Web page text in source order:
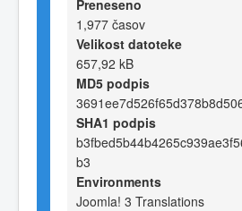
Preneseno
1,977 časov
Velikost datoteke
657,92 kB
MD5 podpis
SHA1 podpis
b3
Environments
Joomla! 3 Translations